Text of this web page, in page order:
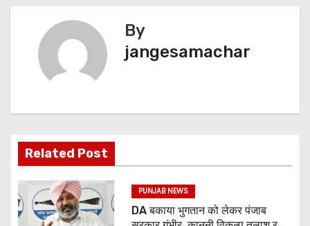
By
jangesamachar
Related Post
PUNJAB NEWS
DA बकाया भुगतान को लेकर पंजाब